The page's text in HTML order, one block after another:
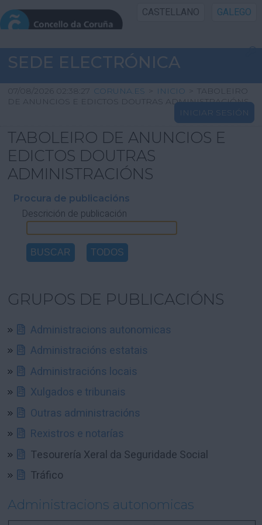
CASTELLANO GALEGO
INICIO SEDE
INICIO
INFORMACIÓN PÚBLICA
CARTAFOL CIDADÁN
UTILIDADES
AXUDA
SEDE ELECTRÓNICA
07/08/2026 02:38:27 CORUNA.ES > INICIO > TABOLEIRO
DE ANUNCIOS E EDICTOS DOUTRAS ADMINISTRACIÓNS
INICIAR SESIÓN
TABOLEIRO DE ANUNCIOS E
EDICTOS DOUTRAS
ADMINISTRACIÓNS
Procura de publicacións
Descrición de publicación
GRUPOS DE PUBLICACIÓNS
Administracions autonomicas
Administracións estatais
Administracións locais
Xulgados e tribunais
Outras administracións
Rexistros e notarías
Tesourería Xeral da Seguridade Social
Tráfico
Administracions autonomicas